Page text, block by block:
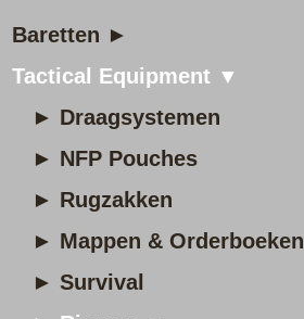
Baretten ►
Tactical Equipment ▼
► Draagsystemen
► NFP Pouches
► Rugzakken
► Mappen & Orderboeken
► Survival